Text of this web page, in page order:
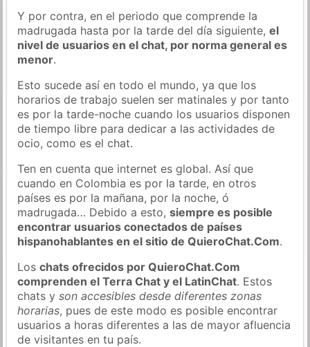
Y por contra, en el periodo que comprende la
madrugada hasta por la tarde del día siguiente,el
nivel de usuarios en el chat, por norma general es
menor.
Esto sucede así en todo el mundo, ya que los
horarios de trabajo suelen ser matinales y por tanto
es por la tarde-noche cuando los usuarios disponen
de tiempo libre para dedicar a las actividades de
ocio, como es el chat.
Ten en cuenta que internet es global. Así que
cuando en Colombia es por la tarde, en otros
países es por la mañana, por la noche, ó
madrugada… Debido a esto,siempre es posible
encontrar usuarios conectados de países
hispanohablantes en el sitio de QuieroChat.Com.
Loschats ofrecidos por QuieroChat.Com
comprenden el Terra Chat y el LatinChat. Estos
chats yson accesibles desde diferentes zonas
horarias, pues de este modo es posible encontrar
usuarios a horas diferentes a las de mayor afluencia
de visitantes en tu país.